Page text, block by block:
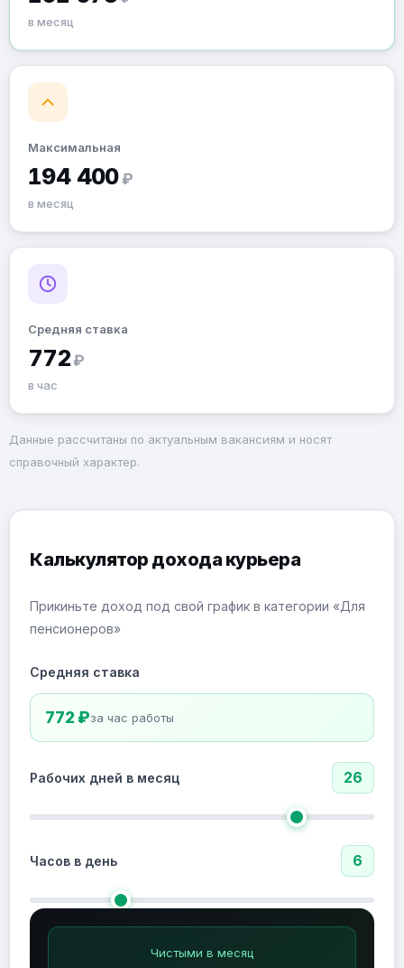
в месяц
Максимальная
194 400 ₽
в месяц
Средняя ставка
772 ₽
в час
Данные рассчитаны по актуальным вакансиям и носят
справочный характер.
Калькулятор дохода курьера
Прикиньте доход под свой график в категории «Для
пенсионеров»
Средняя ставка
772 ₽за час работы
Рабочих дней в месяц 26
Часов в день 6
Чистыми в месяц